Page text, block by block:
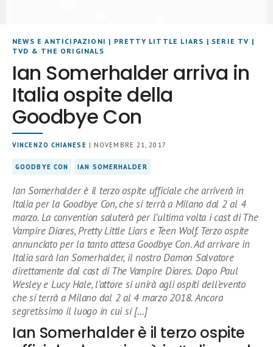
NEWS E ANTICIPAZIONI | PRETTY LITTLE LIARS | SERIE TV |
TVD & THE ORIGINALS
Ian Somerhalder arriva in
Italia ospite della
Goodbye Con
VINCENZO CHIANESE | NOVEMBRE 21, 2017
GOODBYE CON IAN SOMERHALDER
Ian Somerhalder è il terzo ospite ufficiale che arriverà in
Italia per la Goodbye Con, che si terrà a Milano dal 2 al 4
marzo. La convention saluterà per l’ultima volta i cast di The
Vampire Diares, Pretty Little Liars e Teen Wolf. Terzo ospite
annunciato per la tanto attesa Goodbye Con. Ad arrivare in
Italia sarà Ian Somerhalder, il nostro Damon Salvatore
direttamente dal cast di The Vampire Diares. Dopo Paul
Wesley e Lucy Hale, l’attore si unirà agli ospiti dell’evento
che si terrà a Milano dal 2 al 4 marzo 2018. Ancora
segretissimo il luogo in cui si […]
Ian Somerhalder è il terzo ospite